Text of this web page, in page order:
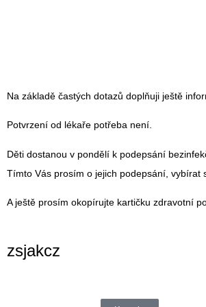
Na základě častých dotazů doplňuji ještě
Potvrzení od lékaře potřeba není.
Děti dostanou v pondělí k podepsání
Tímto Vás prosím o jejich podepsání, vybírat
A ještě prosím okopírujte kartičku zdravotní
zsjakcz